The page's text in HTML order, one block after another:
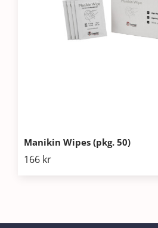
Manikin Wipes (pkg. 50)
166 kr